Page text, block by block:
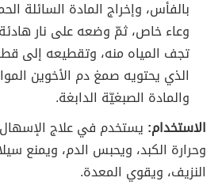
بالفأس، وإخراج المادة السائلة
وعاء خاص، ثمّ وضعه على نار
تجف المياه منه، وتقطيعه إلى
الذي يحتويه صمغ دم الأخوين
والمادة الصبغيّة الدابغة.
الاستخدام: يستخدم في علاج الإسهال،
وحرارة الكبد، ويحبس الدم، ويمنع
النزيف، ويقوي المعدة.